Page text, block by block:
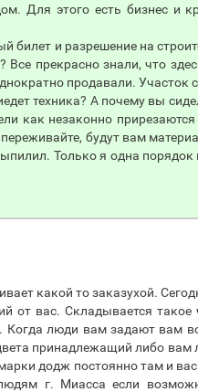
Для этого есть бизнес и
билет и разрешение на
прекрасно знали, что
продавали. Участок
техника? А почему вы
как незаконно
будут вам
Только я одна
какой то заказухой.
от вас. Складывается
Когда люди вам задают вам
принадлежащий либо
додж постоянно там и
г. Миасса если